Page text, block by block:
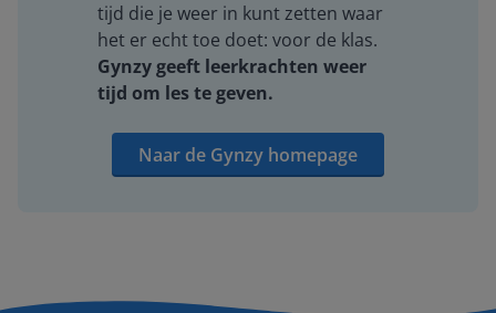
tijd die je weer in kunt zetten waar
het er echt toe doet: voor de klas.
Gynzy geeft leerkrachten weer
tijd om les te geven.
Naar de Gynzy homepage